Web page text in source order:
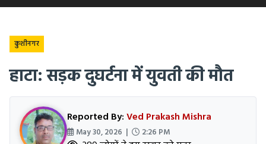
कुशीनगर
हाटा: सड़क दुघर्टना में युवती की मौत
Reported By:Ved Prakash Mishra
May 30, 2026 | 2:26 PM